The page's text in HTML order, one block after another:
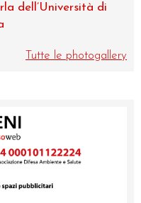
dell’Università di
Tutte le photogallery